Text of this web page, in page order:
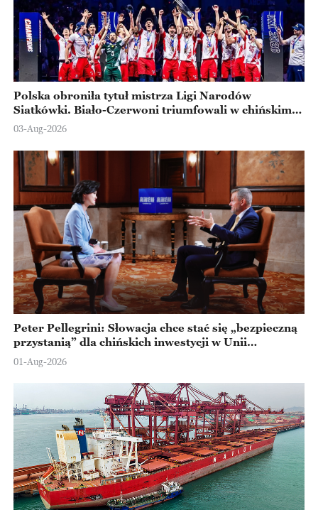
Polska obroniła tytuł mistrza Ligi Narodów
Siatkówki. Biało-Czerwoni triumfowali w chińskim
Ningbo
03-Aug-2026
Peter Pellegrini: Słowacja chce stać się „bezpieczną
przystanią” dla chińskich inwestycji w Unii
Europejskiej
01-Aug-2026